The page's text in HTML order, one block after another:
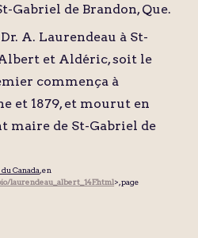
Gabriel de Brandon, Que.
A. Laurendeau à St-
et Aldéric, soit le
commença à
et 1879, et mourut en
maire de St-Gabriel de
Canada, en
laurendeau_albert_14F.html>, page